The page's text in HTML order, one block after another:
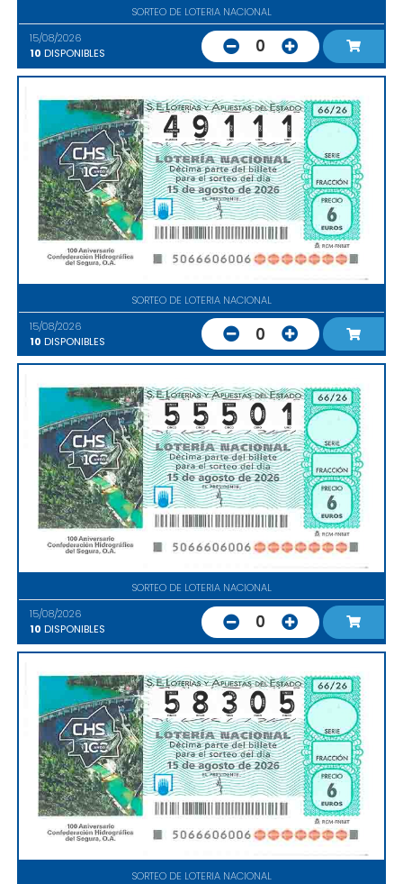
SORTEO DE LOTERIA NACIONAL
15/08/2026
10 DISPONIBLES 0
SORTEO DE LOTERIA NACIONAL
15/08/2026
10 DISPONIBLES 0
SORTEO DE LOTERIA NACIONAL
15/08/2026
10 DISPONIBLES 0
SORTEO DE LOTERIA NACIONAL